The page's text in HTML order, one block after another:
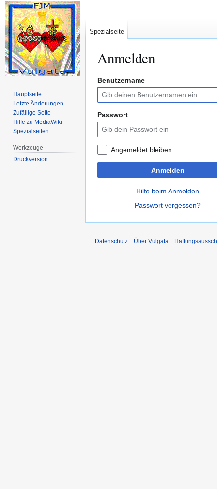
Anmelden
Zur
Navigation
springen
Zur
Suche
springen
Benutzername
Passwort
Angemeldet bleiben
Anmelden
Hilfe beim Anmelden
Passwort vergessen?
Spezialseite
Hauptseite
Letzte Änderungen
Zufällige Seite
Hilfe zu MediaWiki
Spezialseiten
Werkzeuge
Druckversion
Datenschutz Über Vulgata